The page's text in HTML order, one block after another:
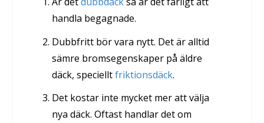
handla begagnade.
Dubbfritt bör vara nytt. Det är alltid
sämre bromsegenskaper på äldre
däck, specielltfriktionsdäck.
Det kostar inte mycket mer att välja
nya däck. Oftast handlar det om